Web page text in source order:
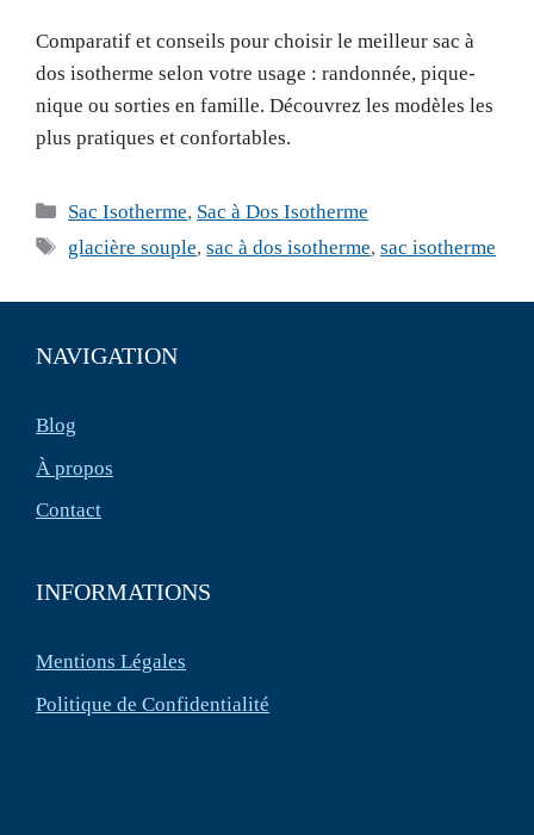
Comparatif et conseils pour choisir le meilleur sac à
dos isotherme selon votre usage : randonnée, pique-
nique ou sorties en famille. Découvrez les modèles les
plus pratiques et confortables.
Catégories
Sac Isotherme, Sac à Dos Isotherme
Étiquettes
glacière souple,sac à dos isotherme,sac isotherme
NAVIGATION
Blog
À propos
Contact
INFORMATIONS
Mentions Légales
Politique de Confidentialité